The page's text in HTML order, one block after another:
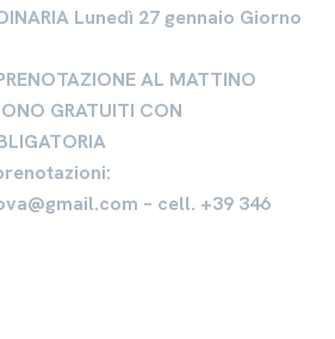
Lunedì 27 gennaio Giorno
AL MATTINO
GRATUITI CON
– cell. +39 346